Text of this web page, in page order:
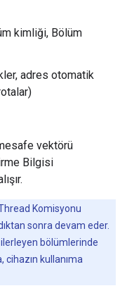
kimliği, Bölüm
adres otomatik
vektörü
Bilgisi
Komisyonu
sonra devam eder.
bölümlerinde
cihazın kullanıma